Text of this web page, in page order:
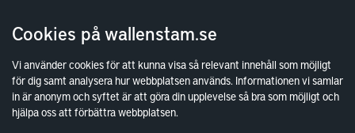
Cookies på wallenstam.se
Vi använder cookies för att kunna visa så relevant innehåll som möjligt
för dig samt analysera hur webbplatsen används. Informationen vi samlar
in är anonym och syftet är att göra din upplevelse så bra som möjligt och
hjälpa oss att förbättra webbplatsen.
Finansiella rapporter
Sök fakturamottagare
Våra fastigheter
Hållbarhet